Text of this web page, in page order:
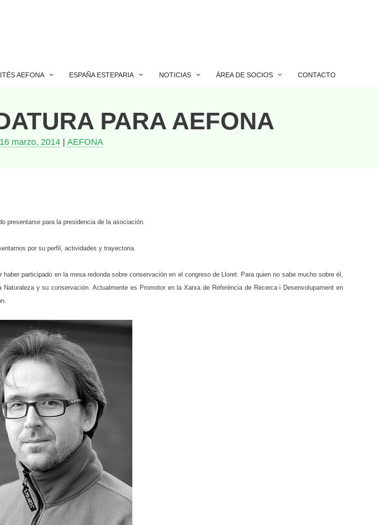
AEFONA ESPAÑA ESTEPARIA NOTICIAS ÁREA DE SOCIOS CONTACTO
PARA AEFONA
16 marzo, 2014| AEFONA
presentarse para la presidencia de la asociación.
por su perfil, actividades y trayectoria.
participado en la mesa redonda sobre conservación en el congreso de Lloret. Para quien no sabe mucho sobre él,
y su conservación. Actualmente es Promotor en la Xarxa de Referència de Recerca i Desenvolupament en